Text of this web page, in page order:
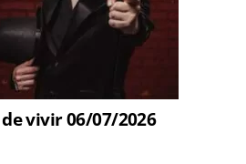
vivir 06/07/2026